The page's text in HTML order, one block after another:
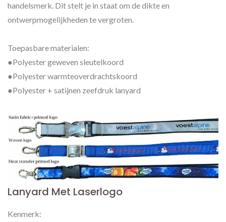
handelsmerk. Dit stelt je in staat om de dikte en
ontwerpmogelijkheden te vergroten.
Toepasbare materialen:
●Polyester geweven sleutelkoord
●Polyester warmteoverdrachtskoord
●Polyester + satijnen zeefdruk lanyard
Lanyard Met Laserlogo
Kenmerk: